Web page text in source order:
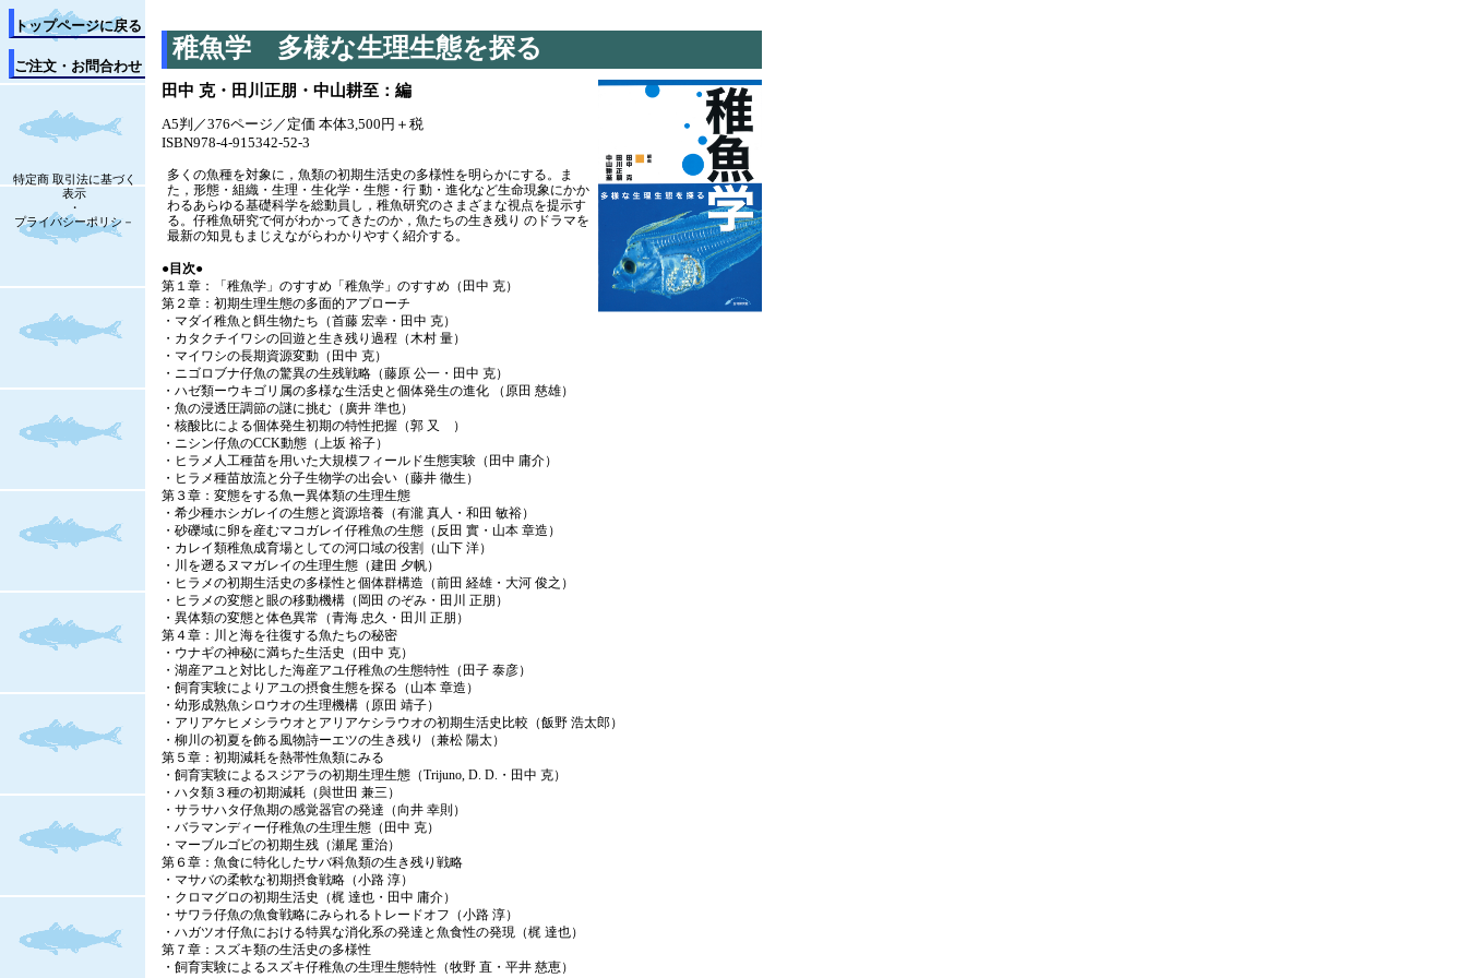
トップページに戻る
ご注文・お問合わせ
特定商 取引法に基づく
表示
・
プライバシーポリシ－
稚魚学 多様な生理生態を探る
田中 克・田川正朋・中山耕至：編
A5判／376ページ／定価 本体3,500円＋税
ISBN978-4-915342-52-3
多くの魚種を対象に，魚類の初期生活史の多様性を明らかにする。ま
た，形態・組織・生理・生化学・生態・行 動・進化など生命現象にかか
わるあらゆる基礎科学を総動員し，稚魚研究のさまざまな視点を提示す
る。仔稚魚研究で何がわかってきたのか，魚たちの生き残り のドラマを
最新の知見もまじえながらわかりやすく紹介する。
●目次●
第１章：「稚魚学」のすすめ「稚魚学」のすすめ（田中 克）
第２章：初期生理生態の多面的アプローチ
・マダイ稚魚と餌生物たち（首藤 宏幸・田中 克）
・カタクチイワシの回遊と生き残り過程（木村 量）
・マイワシの長期資源変動（田中 克）
・ニゴロブナ仔魚の驚異の生残戦略（藤原 公一・田中 克）
・ハゼ類ーウキゴリ属の多様な生活史と個体発生の進化 （原田 慈雄）
・魚の浸透圧調節の謎に挑む（廣井 準也）
・核酸比による個体発生初期の特性把握（郭 又 ）
・ニシン仔魚のCCK動態（上坂 裕子）
・ヒラメ人工種苗を用いた大規模フィールド生態実験（田中 庸介）
・ヒラメ種苗放流と分子生物学の出会い（藤井 徹生）
第３章：変態をする魚ー異体類の生理生態
・希少種ホシガレイの生態と資源培養（有瀧 真人・和田 敏裕）
・砂礫域に卵を産むマコガレイ仔稚魚の生態（反田 實・山本 章造）
・カレイ類稚魚成育場としての河口域の役割（山下 洋）
・川を遡るヌマガレイの生理生態（建田 夕帆）
・ヒラメの初期生活史の多様性と個体群構造（前田 経雄・大河 俊之）
・ヒラメの変態と眼の移動機構（岡田 のぞみ・田川 正朋）
・異体類の変態と体色異常（青海 忠久・田川 正朋）
第４章：川と海を往復する魚たちの秘密
・ウナギの神秘に満ちた生活史（田中 克）
・湖産アユと対比した海産アユ仔稚魚の生態特性（田子 泰彦）
・飼育実験によりアユの摂食生態を探る（山本 章造）
・幼形成熟魚シロウオの生理機構（原田 靖子）
・アリアケヒメシラウオとアリアケシラウオの初期生活史比較（飯野 浩太郎）
・柳川の初夏を飾る風物詩ーエツの生き残り（兼松 陽太）
第５章：初期減耗を熱帯性魚類にみる
・飼育実験によるスジアラの初期生理生態（Trijuno, D. D.・田中 克）
・ハタ類３種の初期減耗（與世田 兼三）
・サラサハタ仔魚期の感覚器官の発達（向井 幸則）
・バラマンディー仔稚魚の生理生態（田中 克）
・マーブルゴビの初期生残（瀬尾 重治）
第６章：魚食に特化したサバ科魚類の生き残り戦略
・マサバの柔軟な初期摂食戦略（小路 淳）
・クロマグロの初期生活史（梶 達也・田中 庸介）
・サワラ仔魚の魚食戦略にみられるトレードオフ（小路 淳）
・ハガツオ仔魚における特異な消化系の発達と魚食性の発現（梶 達也）
第７章：スズキ類の生活史の多様性
・飼育実験によるスズキ仔稚魚の生理生態特性（牧野 直・平井 慈恵）